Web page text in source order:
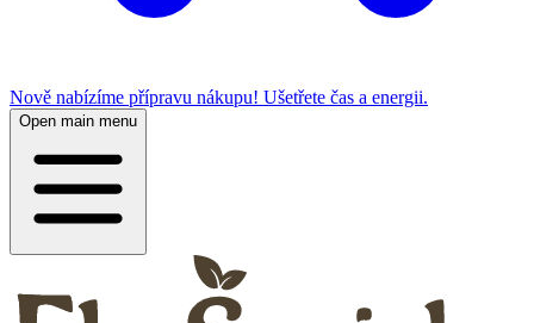
Nově nabízíme přípravu nákupu! Ušetřete čas a energii.
Open main menu